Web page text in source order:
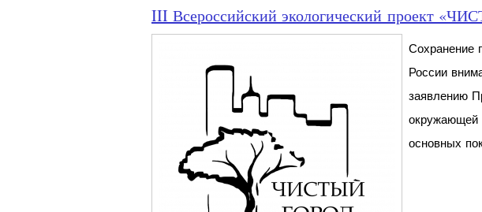
III Всероссийский экологический проект
Сохранение
России
заявлению
окружающей
основных